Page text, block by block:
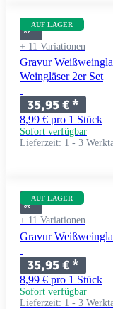
AUF LAGER
+ 11 Variationen
Gravur
Weingläser 2er Set
35,95 €*
8,99 € pro 1 Stück
Sofort verfügbar
Lieferzeit: 1 - 3
AUF LAGER
+ 11 Variationen
Gravur
35,95 €*
8,99 € pro 1 Stück
Sofort verfügbar
Lieferzeit: 1 - 3